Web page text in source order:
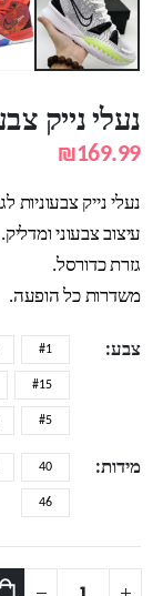
נעלי נייק
₪169.99
נעלי נייק צבעוניות
עיצוב צבעוני ומדליק.
גזרת כדורסל.
משדרות כל הופעה.
צבע #1
#15
#5
מידות 40
46